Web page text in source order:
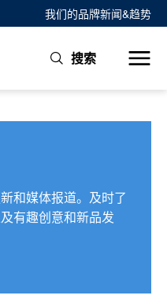
我们的品牌新闻&趋势
搜索
和媒体报道。及时了
有趣创意和新品发